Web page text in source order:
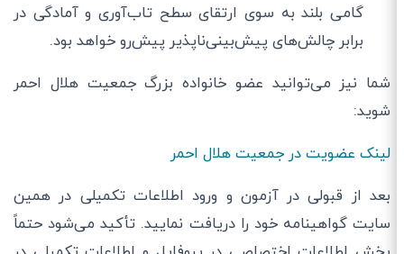
گامی بلند به سوی ارتقای سطح تاب‌آوری و آمادگی در
برابر چالش‌های پیش‌بینی‌ناپذیر پیش‌رو خواهد بود.
شما نیز می‌توانید عضو خانواده بزرگ جمعیت هلال احمر
شوید:
لینک عضویت در جمعیت هلال احمر
بعد از قبولی در آزمون و ورود اطلاعات تکمیلی در همین
سایت گواهینامه خود را دریافت نمایید. تأکید می‌شود حتماً